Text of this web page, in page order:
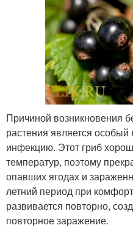
Причиной возникновения
растения является
инфекцию. Этот гриб
температур, поэтому
опавших ягодах и
летний период при
развивается повторно,
повторное заражение.